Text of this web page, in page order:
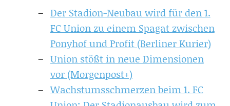
Der Stadion-Neubau wird für den 1.
FC Union zu einem Spagat zwischen
Ponyhof und Profit (Berliner Kurier)
Union stößt in neue Dimensionen
vor (Morgenpost+)
Wachstumsschmerzen beim 1. FC